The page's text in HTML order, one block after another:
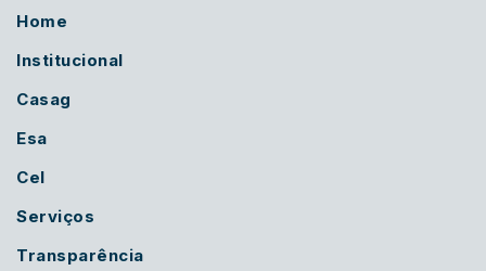
Home
Institucional
Casag
Esa
Cel
Serviços
Transparência